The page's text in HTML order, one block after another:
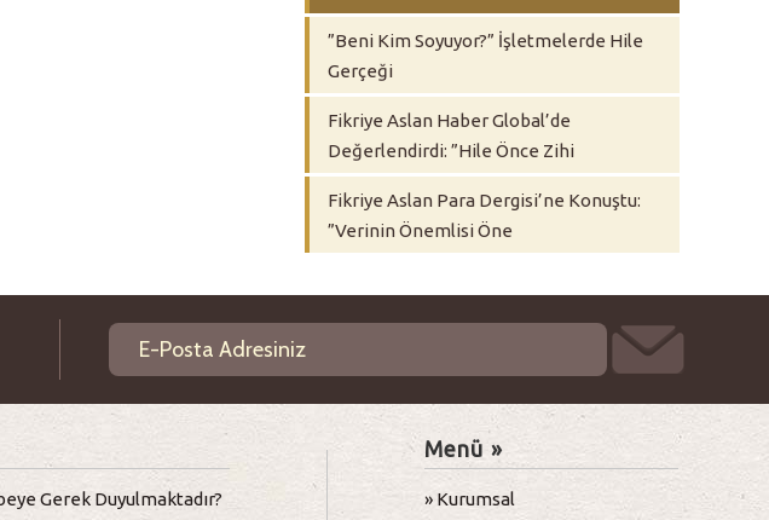
”Beni Kim Soyuyor?” İşletmelerde Hile
Gerçeği
Fikriye Aslan Haber Global’de
Değerlendirdi: ”Hile Önce Zihi
Fikriye Aslan Para Dergisi’ne Konuştu:
”Verinin Önemlisi Öne
Gerek Duyulmaktadır?
Menü »
» Kurumsal